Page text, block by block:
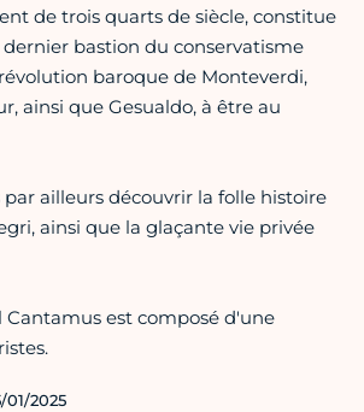
de trois quarts de siècle, constitue
bastion du conservatisme
baroque de Monteverdi,
ainsi que Gesualdo, à être au
par ailleurs découvrir la folle histoire
ainsi que la glaçante vie privée
Cantamus est composé d'une
01/2025